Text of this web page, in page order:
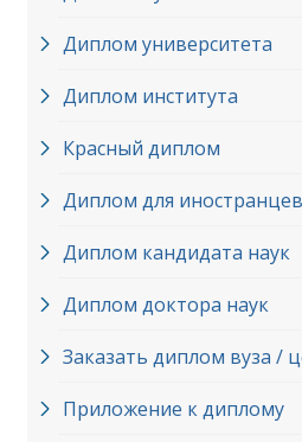
Диплом университета
Диплом института
Красный диплом
Диплом для иностранцев
Диплом кандидата наук
Диплом доктора наук
Заказать диплом вуза /
Приложение к диплому